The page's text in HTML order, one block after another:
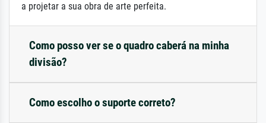
a projetar a sua obra de arte perfeita.
Como posso ver se o quadro caberá na minha
divisão?
Como escolho o suporte correto?